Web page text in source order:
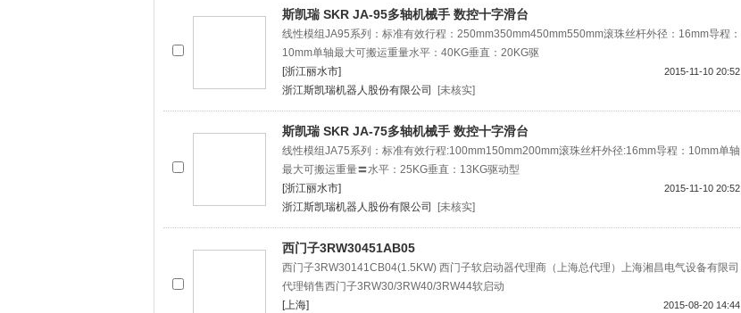
斯凯瑞 SKR JA-95多轴机械手 数控十字滑台
线性模组JA95系列：标准有效行程：250mm350mm450mm550mm滚珠丝杆外径：16mm导程：
10mm单轴最大可搬运重量水平：40KG垂直：20KG驱
2015-11-10 20:52
[浙江丽水市]
浙江斯凯瑞机器人股份有限公司
[未核实]
斯凯瑞 SKR JA-75多轴机械手 数控十字滑台
线性模组JA75系列：标准有效行程:100mm150mm200mm滚珠丝杆外径:16mm导程：10mm单轴
最大可搬运重量〓水平：25KG垂直：13KG驱动型
2015-11-10 20:52
[浙江丽水市]
浙江斯凯瑞机器人股份有限公司
[未核实]
西门子3RW30451AB05
西门子3RW30141CB04(1.5KW) 西门子软启动器代理商（上海总代理）上海湘昌电气设备有限司
代理销售西门子3RW30/3RW40/3RW44软启动
2015-08-20 14:44
[上海]